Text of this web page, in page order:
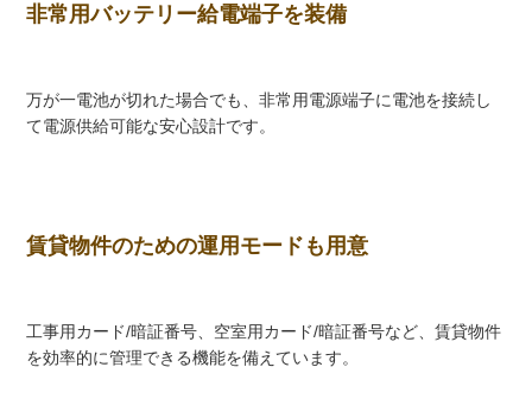
非常用バッテリー給電端子を装備
万が一電池が切れた場合でも、非常用電源端子に電池を接続し
て電源供給可能な安心設計です。
賃貸物件のための運用モードも用意
工事用カード/暗証番号、空室用カード/暗証番号など、賃貸物件
を効率的に管理できる機能を備えています。